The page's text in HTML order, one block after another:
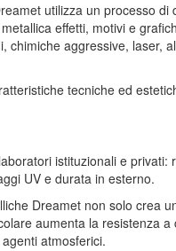
utilizza un processo
effetti, motivi e
chimiche aggressive, laser,
tecniche ed
istituzionali e
UV e durata in esterno.
Dreamet non solo crea
aumenta la resistenza
atmosferici.